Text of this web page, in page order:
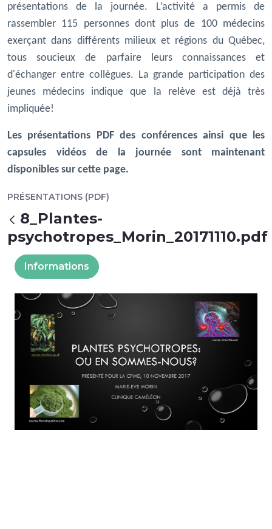
présentations de la journée. L’activité a permis de
rassembler 115 personnes dont plus de 100 médecins
exerçant dans différents milieux et régions du Québec,
tous soucieux de parfaire leurs connaissances et
d'échanger entre collègues. La grande participation des
jeunes médecins indique que la relève est déjà très
impliquée!
Les présentations PDF des conférences ainsi que les
capsules vidéos de la journée sont maintenant
disponibles sur cette page.
PRÉSENTATIONS (PDF)
Retour
8_Plantes-
psychotropes_Morin_20171110.pdf
Informations